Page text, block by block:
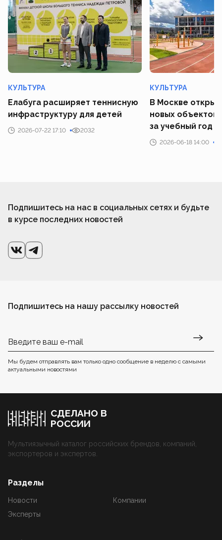
КУЛЬТУРА
Елабуга расширяет теннисную
инфраструктуру для детей
2026-07-22 17:10 2032
КУЛЬТУРА
В Москве
новых объектов
за учебный год
2026-06-18 14:00
Подпишитесь на нас в социальных сетях и будьте
в курсе последних новостей
Подпишитесь на нашу рассылку новостей
Мы будем отправлять вам только одно сообщение в неделю с самыми
актуальными новостями
СДЕЛАНО В
РОССИИ
Мультиязычный каталог российских брендов, компаний,
экспортеров и экспертов.
Разделы
Новости
Компании
Эксперты